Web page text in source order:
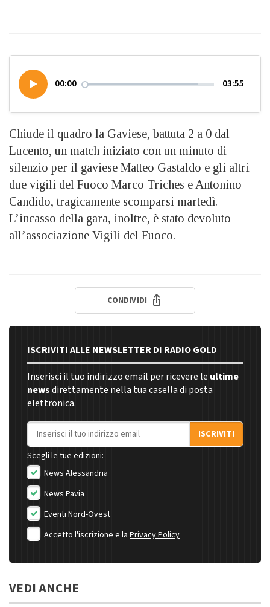
00:00 03:55
Chiude il quadro la Gaviese, battuta 2 a 0 dal
Lucento, un match iniziato con un minuto di
silenzio per il gaviese Matteo Gastaldo e gli altri
due vigili del Fuoco Marco Triches e Antonino
Candido, tragicamente scomparsi martedì.
L’incasso della gara, inoltre, è stato devoluto
all’associazione Vigili del Fuoco.
CONDIVIDI
ISCRIVITI ALLE NEWSLETTER DI RADIO GOLD
Inserisci il tuo indirizzo email per ricevere le ultime
newsdirettamente nella tua casella di posta
elettronica.
Indirizzo email
ISCRIVITI
Scegli le tue edizioni:
News Alessandria
News Pavia
Eventi Nord-Ovest
Accetto l'iscrizione e la Privacy Policy
VEDI ANCHE